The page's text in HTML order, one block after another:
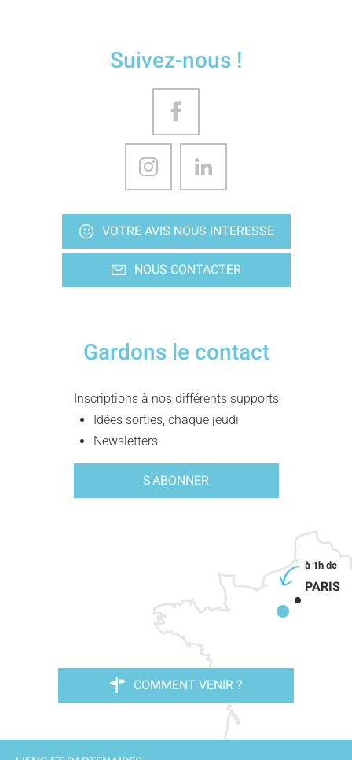
Suivez-nous !
VOTRE AVIS NOUS INTERESSE
NOUS CONTACTER
Gardons le contact
Inscriptions à nos différents supports
Idées sorties, chaque jeudi
Newsletters
S'ABONNER
PARIS
COMMENT VENIR ?